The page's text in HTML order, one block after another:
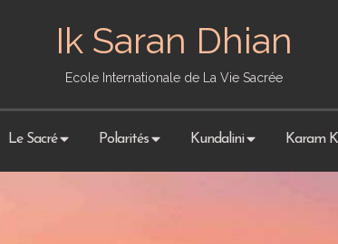
Ik Saran Dhian
Ecole Internationale de La Vie Sacrée
Le Sacré Polarités Kundalini Karam